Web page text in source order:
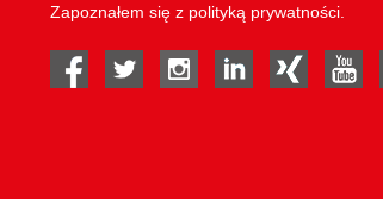
Zapoznałem się z polityką prywatności
facebook twitter instagramlinked in Xing